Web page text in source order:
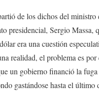
de los dichos del ministro
presidencial, Sergio Massa,
era una cuestión
realidad, el problema es
un gobierno financió la fuga
gastándose hasta el último